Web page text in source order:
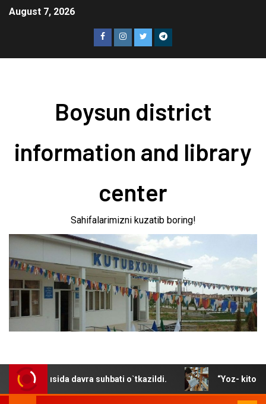
August 7, 2026
Boysun district
information and library
center
Sahifalarimizni kuzatib boring!
davra suhbati o`tkazildi. “Yoz- kitob mutola qilib